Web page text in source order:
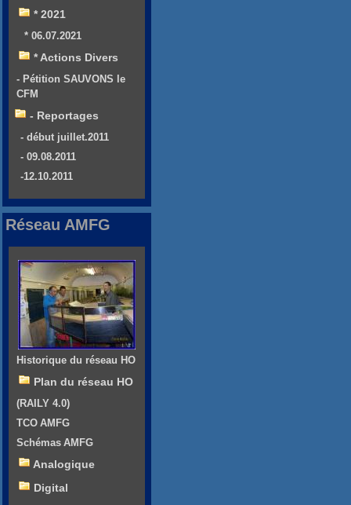
* 2021
* 06.07.2021
* Actions Divers
- Pétition SAUVONS le
CFM
- Reportages
- début juillet.2011
- 09.08.2011
-12.10.2011
Réseau AMFG
Historique du réseau HO
Plan du réseau HO
(RAILY 4.0)
TCO AMFG
Schémas AMFG
Analogique
Digital